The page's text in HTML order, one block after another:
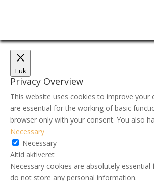
Luk
Privacy Overview
This website uses cookies to improve
are essential for the working of basic
browser only with your consent. You also
Necessary
Necessary
Altid aktiveret
Necessary cookies are absolutely
do not store any personal information.